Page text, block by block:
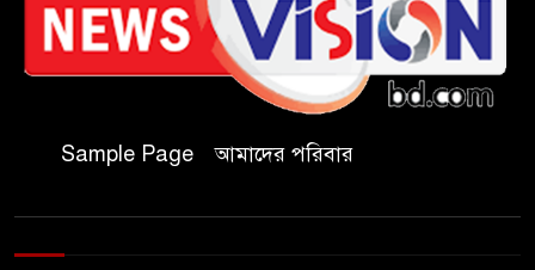
গণভোটের রায় জুলাই সনদ
বাস্তবায়নের আহ্বান,ইসলামপুরে
জামায়াতের গণমিছিল ও সমাবেশ
ইসলামপুর: রক্তে কেনা নতুন ভোরে
Sample Page আমাদের পরিবার